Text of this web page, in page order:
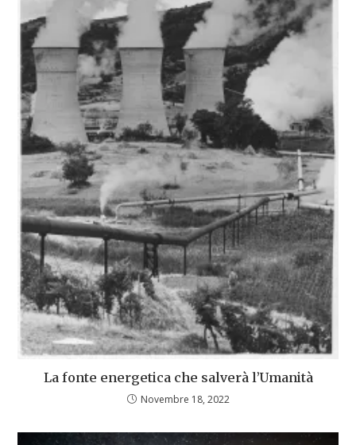
La fonte energetica che salverà l’Umanità
Novembre 18, 2022